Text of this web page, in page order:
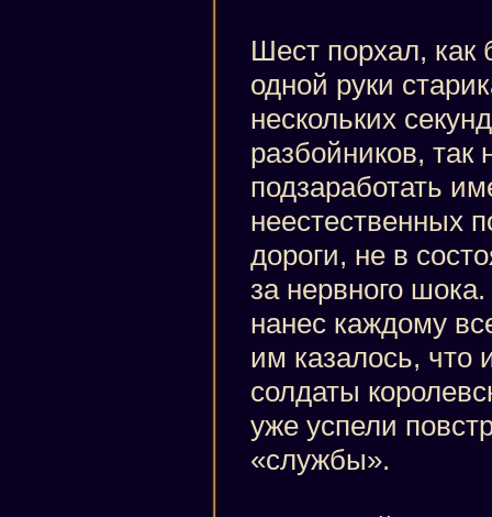
Шест порхал, как
одной руки
нескольких
разбойников,
подзаработать
неестественных
дороги, не в
за нервного
нанес каждому
им казалось, что
солдаты
уже успели
«службы».